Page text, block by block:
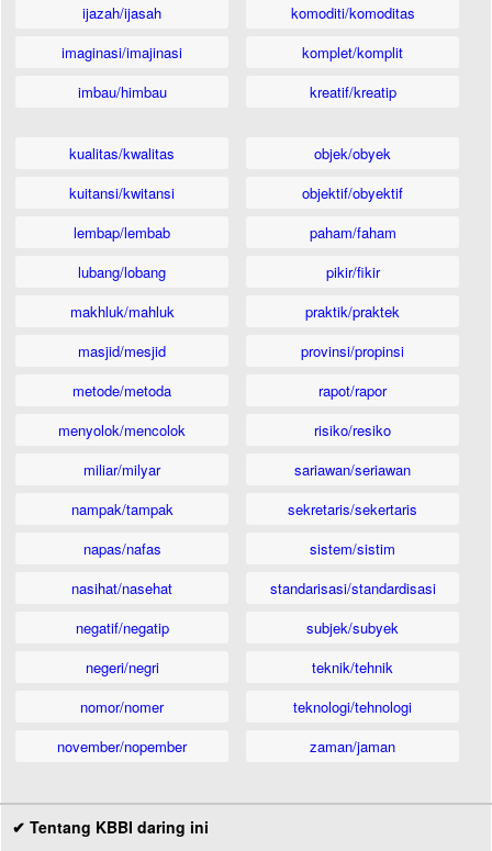
ijazah/ijasah
imaginasi/imajinasi
imbau/himbau
komoditi/komoditas
komplet/komplit
kreatif/kreatip
kualitas/kwalitas
kuitansi/kwitansi
lembap/lembab
lubang/lobang
makhluk/mahluk
masjid/mesjid
metode/metoda
menyolok/mencolok
miliar/milyar
nampak/tampak
napas/nafas
nasihat/nasehat
negatif/negatip
negeri/negri
nomor/nomer
november/nopember
objek/obyek
objektif/obyektif
paham/faham
pikir/fikir
praktik/praktek
provinsi/propinsi
rapot/rapor
risiko/resiko
sariawan/seriawan
sekretaris/sekertaris
sistem/sistim
standarisasi/standardisasi
subjek/subyek
teknik/tehnik
teknologi/tehnologi
zaman/jaman
✔ Tentang KBBI daring ini